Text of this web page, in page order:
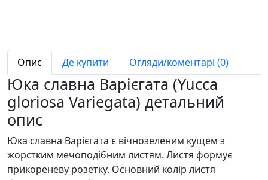
Опис Де купити Огляди/коментарі (0)
Юка славна Варієгата (Yucca
gloriosa Variegata) детальний
опис
Юка славна Варієгата є вічнозеленим кущем з
жорстким мечоподібним листям. Листя формує
прикореневу розетку. Основний колір листя